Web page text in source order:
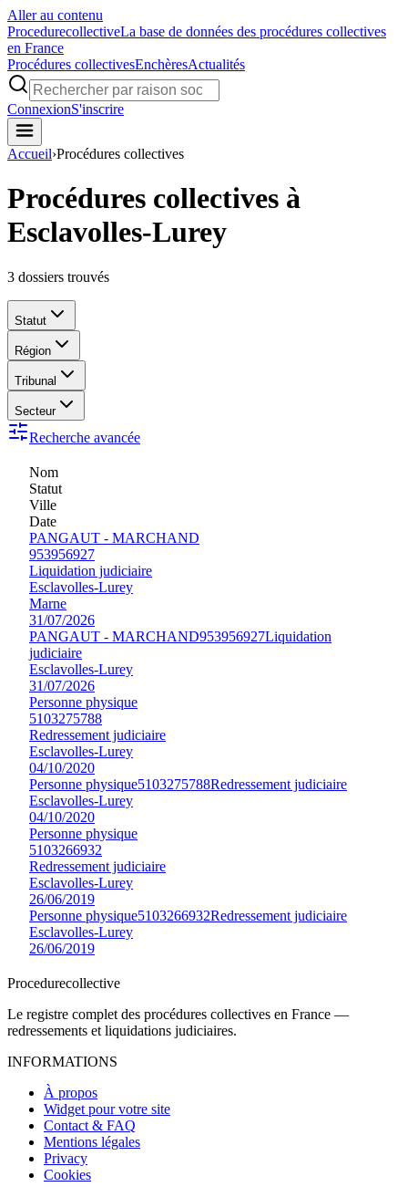
Aller au contenu
ProcedurecollectiveLa base de données des procédures collectives
en France
Procédures collectivesEnchèresActualités
ConnexionS'inscrire
Accueil›Procédures collectives
Procédures collectives à
Esclavolles-Lurey
3 dossiers trouvés
Statut
Région
Tribunal
Secteur
Recherche avancée
Nom
Statut
Ville
Date
PANGAUT - MARCHAND
953956927
Liquidation judiciaire
Esclavolles-Lurey
Marne
31/07/2026
PANGAUT - MARCHAND953956927Liquidation
judiciaire
Esclavolles-Lurey
31/07/2026
Personne physique
5103275788
Redressement judiciaire
Esclavolles-Lurey
04/10/2020
Personne physique5103275788Redressement judiciaire
Esclavolles-Lurey
04/10/2020
Personne physique
5103266932
Redressement judiciaire
Esclavolles-Lurey
26/06/2019
Personne physique5103266932Redressement judiciaire
Esclavolles-Lurey
26/06/2019
Procedurecollective
Le registre complet des procédures collectives en France —
redressements et liquidations judiciaires.
INFORMATIONS
À propos
Widget pour votre site
Contact & FAQ
Mentions légales
Privacy
Cookies